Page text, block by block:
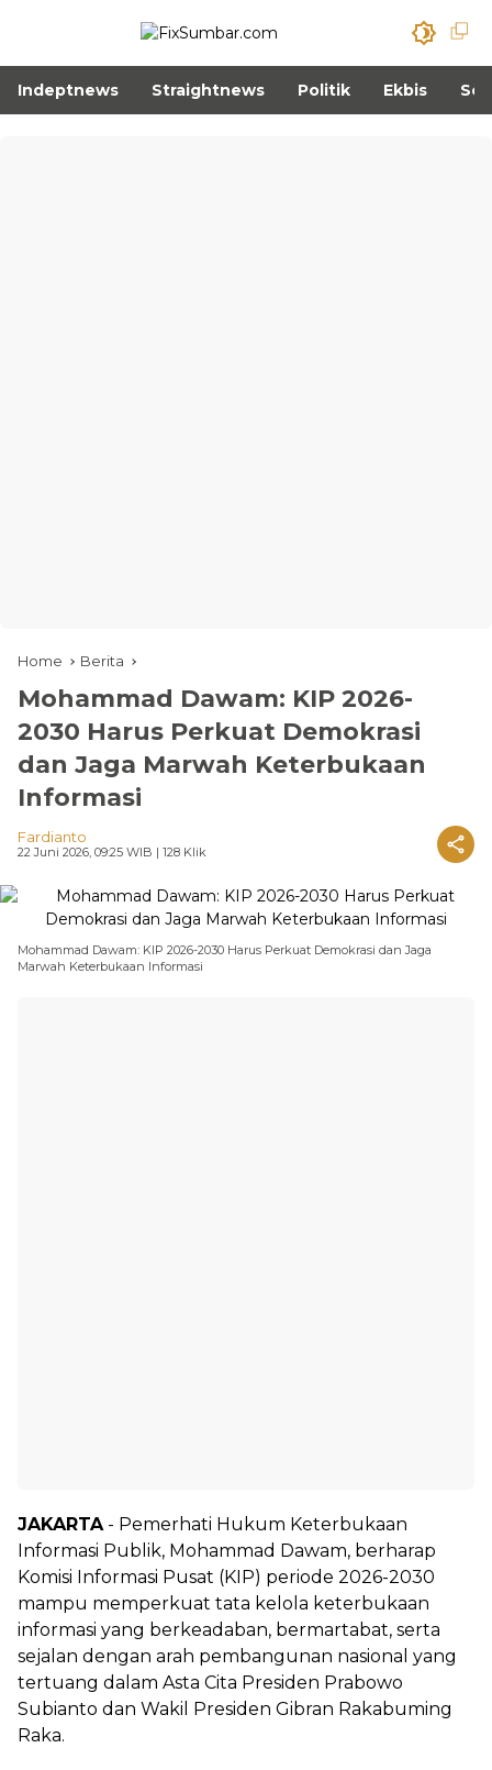
Indeptnews Straightnews Politik Ekbis
Home Berita
Mohammad Dawam: KIP 2026-
2030 Harus Perkuat Demokrasi
dan Jaga Marwah Keterbukaan
Informasi
Fardianto
22 Juni 2026, 09:25 WIB | 128 Klik
Mohammad Dawam: KIP 2026-2030 Harus Perkuat Demokrasi dan Jaga
Marwah Keterbukaan Informasi
JAKARTA- Pemerhati Hukum Keterbukaan
Informasi Publik, Mohammad Dawam, berharap
Komisi Informasi Pusat (KIP) periode 2026-2030
mampu memperkuat tata kelola keterbukaan
informasi yang berkeadaban, bermartabat, serta
sejalan dengan arah pembangunan nasional yang
tertuang dalam Asta Cita Presiden Prabowo
Subianto dan Wakil Presiden Gibran Rakabuming
Raka.